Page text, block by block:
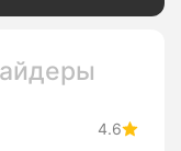
4.6